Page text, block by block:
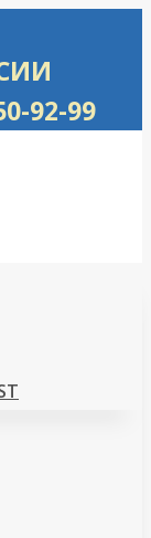
92-99